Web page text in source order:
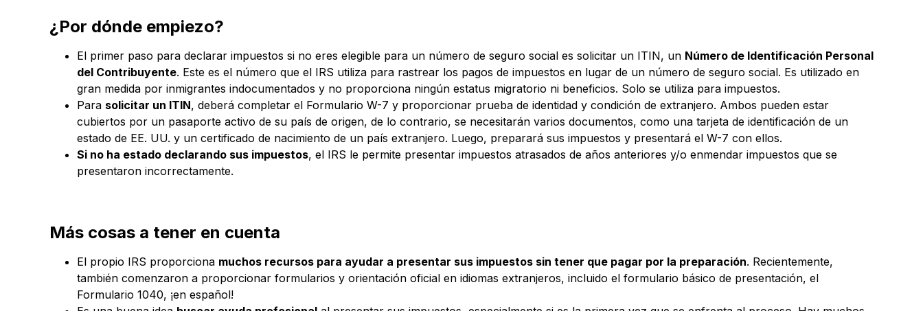
¿Por dónde empiezo?
El primer paso para declarar impuestos si no eres elegible para un número de seguro social es solicitar un ITIN, un Número de Identificación Personal
del Contribuyente. Este es el número que el IRS utiliza para rastrear los pagos de impuestos en lugar de un número de seguro social. Es utilizado en
gran medida por inmigrantes indocumentados y no proporciona ningún estatus migratorio ni beneficios. Solo se utiliza para impuestos.
Para solicitar un ITIN, deberá completar el Formulario W-7 y proporcionar prueba de identidad y condición de extranjero. Ambos pueden estar
cubiertos por un pasaporte activo de su país de origen, de lo contrario, se necesitarán varios documentos, como una tarjeta de identificación de un
estado de EE. UU. y un certificado de nacimiento de un país extranjero. Luego, preparará sus impuestos y presentará el W-7 con ellos.
Si no ha estado declarando sus impuestos, el IRS le permite presentar impuestos atrasados de años anteriores y/o enmendar impuestos que se
presentaron incorrectamente.
Más cosas a tener en cuenta
El propio IRS proporciona muchos recursos para ayudar a presentar sus impuestos sin tener que pagar por la preparación. Recientemente,
también comenzaron a proporcionar formularios y orientación oficial en idiomas extranjeros, incluido el formulario básico de presentación, el
Formulario 1040, ¡en español!